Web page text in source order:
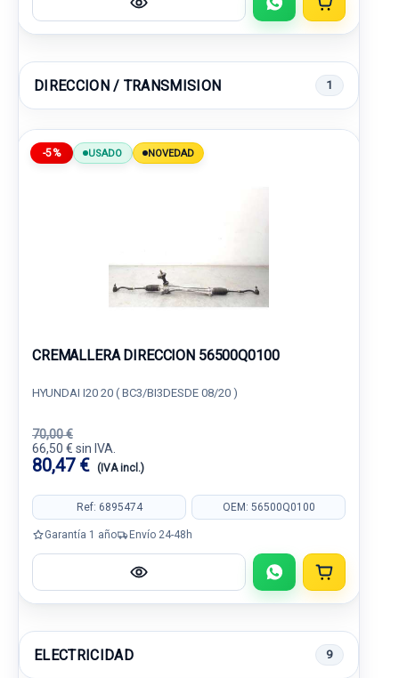
DIRECCION / TRANSMISION 1
-5% USADO NOVEDAD
CREMALLERA DIRECCION 56500Q0100
HYUNDAI I20 20 ( BC3/BI3DESDE 08/20 )
70,00 €
66,50 € sin IVA.
80,47 € (IVA incl.)
Ref: 6895474 OEM: 56500Q0100
Garantía 1 año Envío 24-48h
ELECTRICIDAD 9